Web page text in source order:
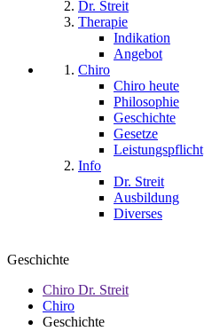
Dr. Streit
Therapie
Indikation
Angebot
Chiro
Chiro heute
Philosophie
Geschichte
Gesetze
Leistungspflicht
Info
Dr. Streit
Ausbildung
Diverses
Geschichte
Chiro Dr. Streit
Chiro
Geschichte